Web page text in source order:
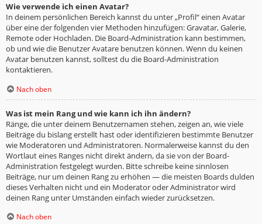
Wie verwende ich einen Avatar?
In deinem persönlichen Bereich kannst du unter „Profil“ einen Avatar
über eine der folgenden vier Methoden hinzufügen: Gravatar, Galerie,
Remote oder Hochladen. Die Board-Administration kann bestimmen,
ob und wie die Benutzer Avatare benutzen können. Wenn du keinen
Avatar benutzen kannst, solltest du die Board-Administration
kontaktieren.
Nach oben
Was ist mein Rang und wie kann ich ihn ändern?
Ränge, die unter deinem Benutzernamen stehen, zeigen an, wie viele
Beiträge du bislang erstellt hast oder identifizieren bestimmte Benutzer
wie Moderatoren und Administratoren. Normalerweise kannst du den
Wortlaut eines Ranges nicht direkt ändern, da sie von der Board-
Administration festgelegt wurden. Bitte schreibe keine sinnlosen
Beiträge, nur um deinen Rang zu erhöhen — die meisten Boards dulden
dieses Verhalten nicht und ein Moderator oder Administrator wird
deinen Rang unter Umständen einfach wieder zurücksetzen.
Nach oben